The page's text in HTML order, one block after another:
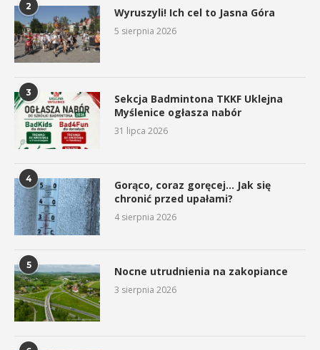
2 Wyruszyli! Ich cel to Jasna Góra
5 sierpnia 2026
3
Sekcja Badmintona TKKF Uklejna
Myślenice ogłasza nabór
31 lipca 2026
4
Gorąco, coraz goręcej… Jak się
chronić przed upałami?
4 sierpnia 2026
5 Nocne utrudnienia na zakopiance
3 sierpnia 2026